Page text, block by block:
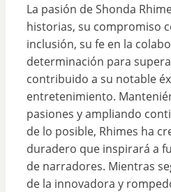
La pasión de Shonda
historias, su compromiso
inclusión, su fe en la
determinación para
contribuido a su notable
entretenimiento.
pasiones y ampliando
de lo posible, Rhimes ha
duradero que inspirará a
de narradores. Mientras
de la innovadora y